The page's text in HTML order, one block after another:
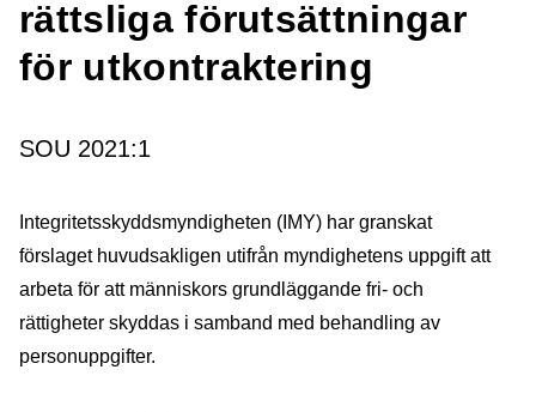
rättsliga förutsättningar
för utkontraktering
SOU 2021:1
Integritetsskyddsmyndigheten (IMY) har granskat
förslaget huvudsakligen utifrån myndighetens uppgift att
arbeta för att människors grundläggande fri- och
rättigheter skyddas i samband med behandling av
personuppgifter.